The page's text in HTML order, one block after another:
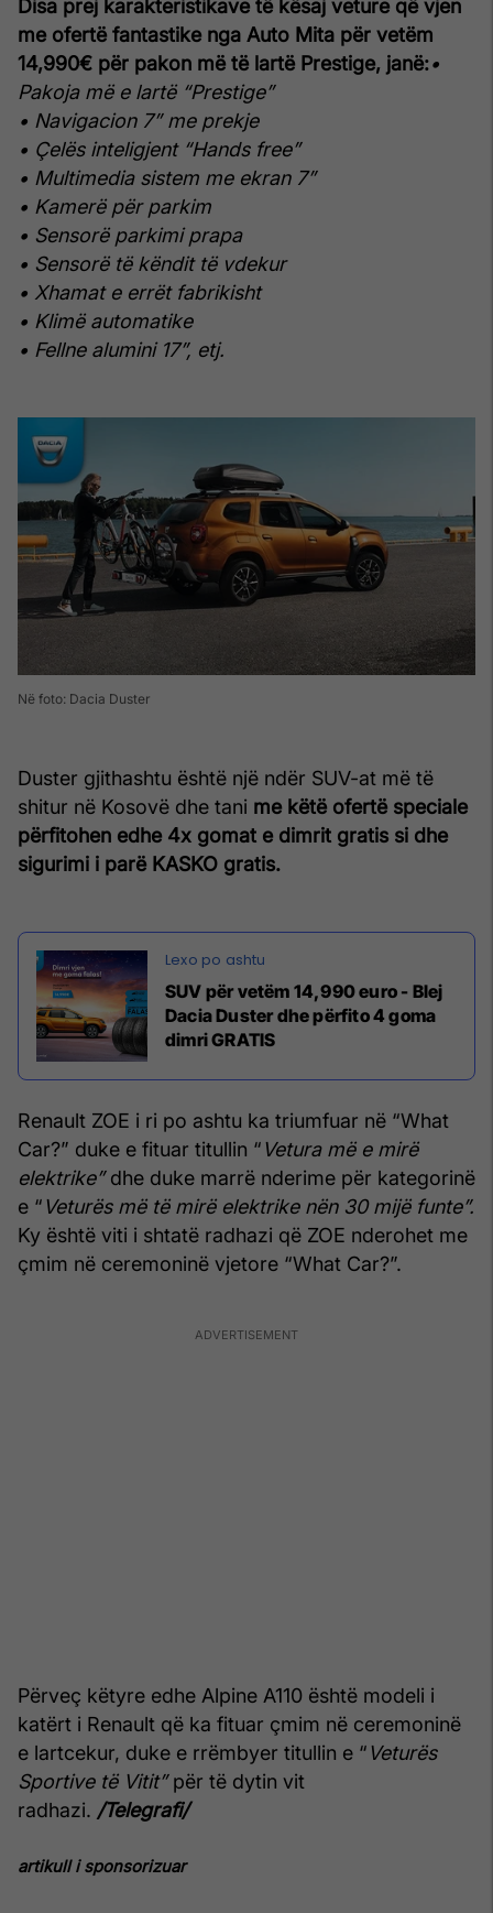
Disa prej karakteristikave të kësaj veture që vjen
me ofertë fantastike nga Auto Mita për vetëm
14,990€ për pakon më të lartë Prestige, janë:•
Pakoja më e lartë “Prestige”
• Navigacion 7” me prekje
• Çelës inteligjent “Hands free”
• Multimedia sistem me ekran 7”
• Kamerë për parkim
• Sensorë parkimi prapa
• Sensorë të këndit të vdekur
• Xhamat e errët fabrikisht
• Klimë automatike
• Fellne alumini 17”, etj.
Në foto: Dacia Duster
Duster gjithashtu është një ndër SUV-at më të
shitur në Kosovë dhe tani me këtë ofertë speciale
përfitohen edhe 4x gomat e dimrit gratis si dhe
sigurimi i parë KASKO gratis.
SUV për vetëm 14,990 euro - Blej
Dacia Duster dhe përfito 4 goma
dimri GRATIS
Renault ZOE i ri po ashtu ka triumfuar në “What
Car?” duke e fituar titullin “Vetura më e mirë
elektrike”dhe duke marrë nderime për kategorinë
e “Veturës më të mirë elektrike nën 30 mijë funte”.
Ky është viti i shtatë radhazi që ZOE nderohet me
çmim në ceremoninë vjetore “What Car?”.
Përveç këtyre edhe Alpine A110 është modeli i
katërt i Renault që ka fituar çmim në ceremoninë
e lartcekur, duke e rrëmbyer titullin e “Veturës
Sportive të Vitit”për të dytin vit
radhazi. /Telegrafi/
artikull i sponsorizuar